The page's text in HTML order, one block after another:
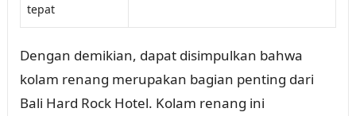
tepat
Dengan demikian, dapat disimpulkan bahwa
kolam renang merupakan bagian penting dari
Bali Hard Rock Hotel. Kolam renang ini